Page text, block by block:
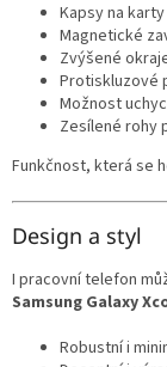
Kapsy na
Magnetické
Zvýšené
Protiskluzové
Možnost
Zesílené rohy
Funkčnost, která se
Design a styl
I pracovní telefon
Samsung Galaxy
Robustní i